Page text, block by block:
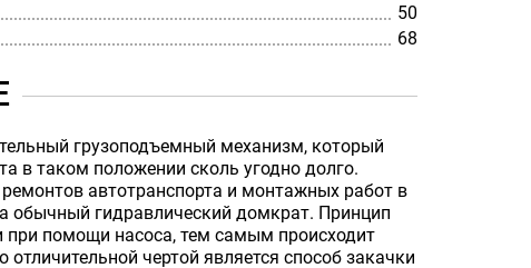
50
68
грузоподъемный механизм, который
в таком положении сколь угодно долго.
автотранспорта и монтажных работ в
обычный гидравлический домкрат. Принцип
при помощи насоса, тем самым происходит
чертой является способ закачки